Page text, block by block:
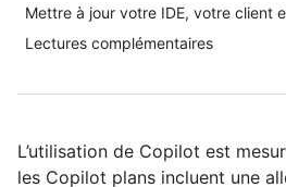
Mettre à jour votre IDE, votre client
Lectures complémentaires
L’utilisation de Copilot est
les Copilot plans incluent une